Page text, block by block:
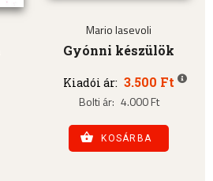
Mario Iasevoli
Gyónni készülök
Kiadói ár: 3.500 Ft
Bolti ár: 4.000 Ft
KOSÁRBA